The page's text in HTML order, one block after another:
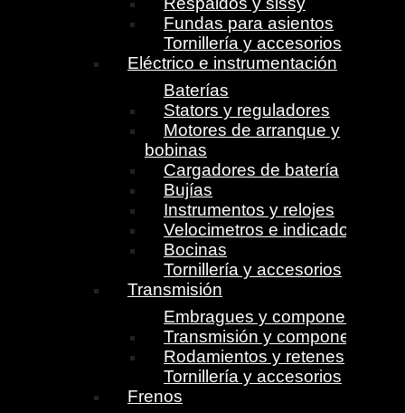
Fundas para asientos
Tornillería y accesorios
Eléctrico e instrumentación
Baterías
Stators y reguladores
Motores de arranque y
bobinas
Cargadores de batería
Bujías
Instrumentos y relojes
Velocimetros e indicadores
Bocinas
Tornillería y accesorios
Transmisión
Embragues y componentes
Transmisión y componentes
Rodamientos y retenes
Tornillería y accesorios
Frenos